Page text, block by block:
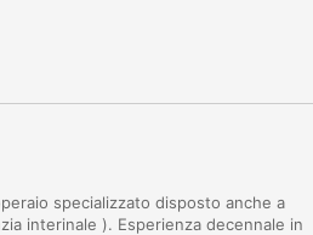
specializzato disposto anche a
interinale ). Esperienza decennale in